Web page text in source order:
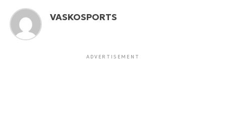
VASKOSPORTS
ADVERTISEMENT